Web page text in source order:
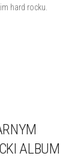
hard rocku.
ALBUM